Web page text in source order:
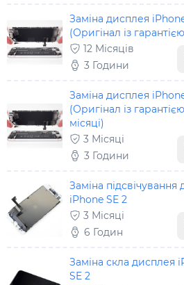
Заміна дисплея
(Оригінал із
12 Місяців
3 Години
Заміна дисплея
(Оригінал із
місяці)
3 Місяці
3 Години
Заміна підсвічування
iPhone SE 2
3 Місяці
6 Годин
Заміна скла дисплея
SE 2